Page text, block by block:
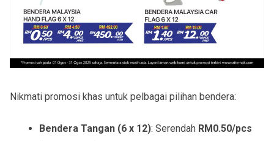
Nikmati promosi khas untuk pelbagai pilihan bendera:
Bendera Tangan (6 x 12): Serendah RM0.50/pcs